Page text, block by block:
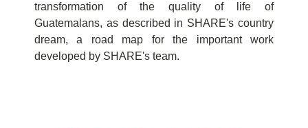
transformation of the quality of life of
Guatemalans, as described in SHARE's country
dream, a road map for the important work
developed by SHARE's team.